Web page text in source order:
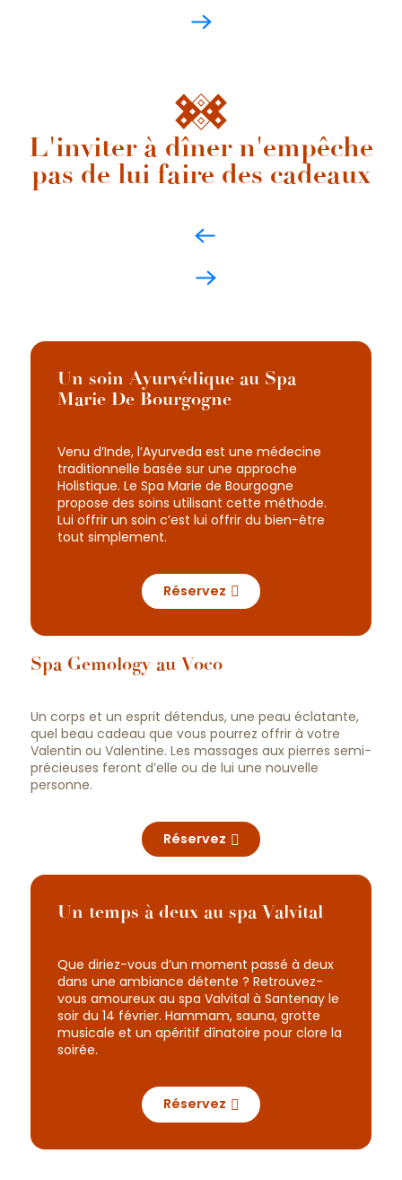
L'inviter à dîner n'empêche
pas de lui faire des cadeaux
Un soin Ayurvédique au Spa
Marie De Bourgogne
Venu d’Inde, l’Ayurveda est une médecine
traditionnelle basée sur une approche
Holistique. Le Spa Marie de Bourgogne
propose des soins utilisant cette méthode.
Lui offrir un soin c’est lui offrir du bien-être
tout simplement.
Réservez
Spa Gemology au Voco
Un corps et un esprit détendus, une peau éclatante,
quel beau cadeau que vous pourrez offrir à votre
Valentin ou Valentine. Les massages aux pierres semi-
précieuses feront d’elle ou de lui une nouvelle
personne.
Réservez
Un temps à deux au spa Valvital
Que diriez-vous d’un moment passé à deux
dans une ambiance détente ? Retrouvez-
vous amoureux au spa Valvital à Santenay le
soir du 14 février. Hammam, sauna, grotte
musicale et un apéritif dînatoire pour clore la
soirée.
Réservez